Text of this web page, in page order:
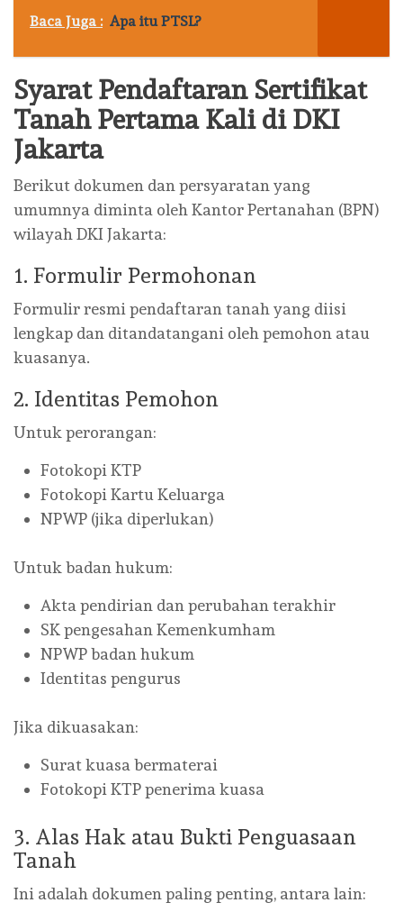
Baca Juga : Apa itu PTSL?
Syarat Pendaftaran Sertifikat
Tanah Pertama Kali di DKI
Jakarta
Berikut dokumen dan persyaratan yang
umumnya diminta oleh Kantor Pertanahan (BPN)
wilayah DKI Jakarta:
1. Formulir Permohonan
Formulir resmi pendaftaran tanah yang diisi
lengkap dan ditandatangani oleh pemohon atau
kuasanya.
2. Identitas Pemohon
Untuk perorangan:
Fotokopi KTP
Fotokopi Kartu Keluarga
NPWP (jika diperlukan)
Untuk badan hukum:
Akta pendirian dan perubahan terakhir
SK pengesahan Kemenkumham
NPWP badan hukum
Identitas pengurus
Jika dikuasakan:
Surat kuasa bermaterai
Fotokopi KTP penerima kuasa
3. Alas Hak atau Bukti Penguasaan
Tanah
Ini adalah dokumen paling penting, antara lain: